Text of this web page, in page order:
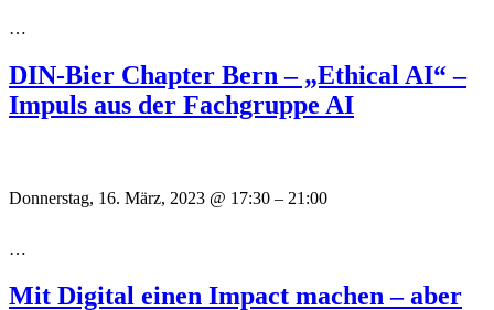
…
DIN-Bier Chapter Bern – „Ethical AI“ –
Impuls aus der Fachgruppe AI
Donnerstag, 16. März, 2023 @ 17:30 – 21:00
…
Mit Digital einen Impact machen – aber